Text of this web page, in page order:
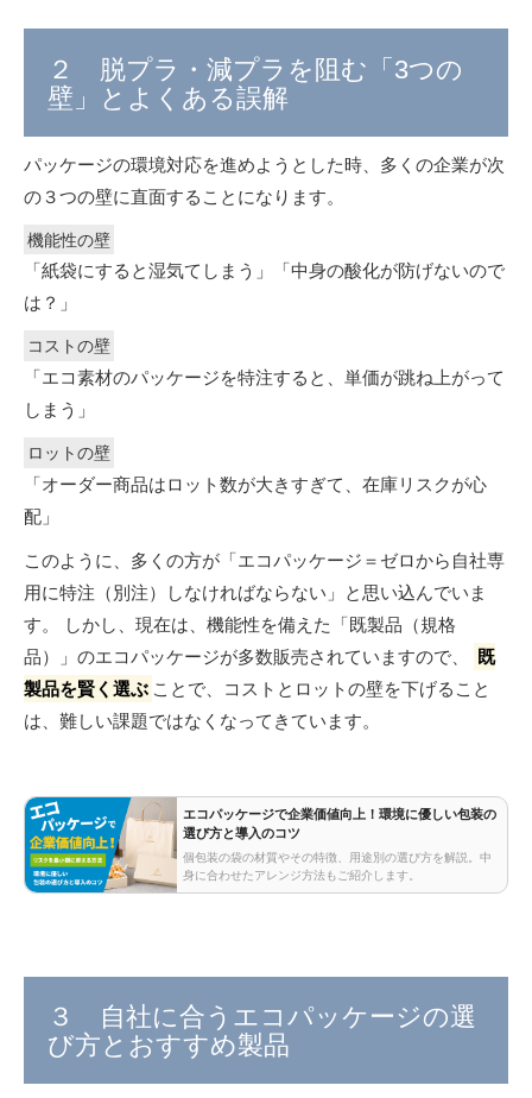
２ 脱プラ・減プラを阻む「3つの
壁」とよくある誤解
パッケージの環境対応を進めようとした時、多くの企業が次
の３つの壁に直面することになります。
機能性の壁
「紙袋にすると湿気てしまう」「中身の酸化が防げないので
は？」
コストの壁
「エコ素材のパッケージを特注すると、単価が跳ね上がって
しまう」
ロットの壁
「オーダー商品はロット数が大きすぎて、在庫リスクが心
配」
このように、多くの方が「エコパッケージ＝ゼロから自社専
用に特注（別注）しなければならない」と思い込んでいま
す。 しかし、現在は、機能性を備えた「既製品（規格
品）」のエコパッケージが多数販売されていますので、
既
製品を賢く選ぶ ことで、コストとロットの壁を下げること
は、難しい課題ではなくなってきています。
エコパッケージで企業価値向上！環境に優しい包装の
選び方と導入のコツ
個包装の袋の材質やその特徴、用途別の選び方を解説。中
身に合わせたアレンジ方法もご紹介します。
３ 自社に合うエコパッケージの選
び方とおすすめ製品